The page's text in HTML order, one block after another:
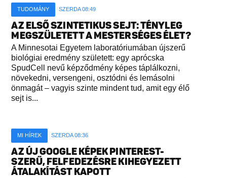
TUDOMÁNY SZERDA 08:49
AZ ELSŐ SZINTETIKUS SEJT: TÉNYLEG
MEGSZÜLETETT A MESTERSÉGES ÉLET?
A Minnesotai Egyetem laboratóriumában újszerű
biológiai eredmény született: egy aprócska
SpudCell nevű képződmény képes táplálkozni,
növekedni, versengeni, osztódni és lemásolni
önmagát – vagyis szinte mindent tud, amit egy élő
sejt is...
MI HÍREK SZERDA 08:36
AZ ÚJ GOOGLE KÉPEK PINTEREST-
SZERŰ, FELFEDEZÉSRE KIHEGYEZETT
ÁTALAKÍTÁST KAPOTT